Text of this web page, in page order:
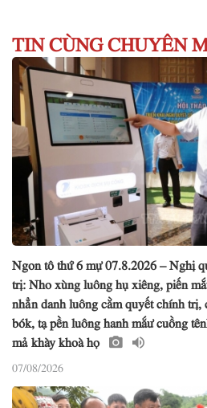
TIN CÙNG CHUYÊN
Ngon tô thứ 6 mự 07.8.2026 – Nghị
trị: Nho xùng luông hụ xiêng, piến
nhẳn danh luông cằm quyết chính
bók, tạ pền luông hanh mắư cuồng
mả khày khoà họ
07/08/2026